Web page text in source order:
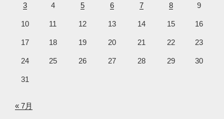
3 4 5 6 7 8 9
10 11 12 13 14 15 16
17 18 19 20 21 22 23
24 25 26 27 28 29 30
31
« 7月